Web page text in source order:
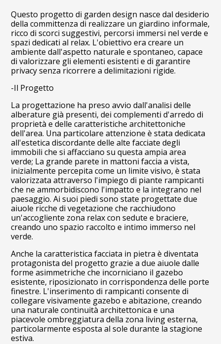
Questo progetto di garden design nasce dal desiderio
della committenza di realizzare un giardino informale,
ricco di scorci suggestivi, percorsi immersi nel verde e
spazi dedicati al relax. L'obiettivo era creare un
ambiente dall'aspetto naturale e spontaneo, capace
di valorizzare gli elementi esistenti e di garantire
privacy senza ricorrere a delimitazioni rigide.
-Il Progetto
La progettazione ha preso avvio dall'analisi delle
alberature già presenti, dei complementi d'arredo di
proprietà e delle caratteristiche architettoniche
dell'area. Una particolare attenzione è stata dedicata
all'estetica discordante delle alte facciate degli
immobili che si affacciano su questa ampia area
verde; La grande parete in mattoni faccia a vista,
inizialmente percepita come un limite visivo, è stata
valorizzata attraverso l'impiego di piante rampicanti
che ne ammorbidiscono l'impatto e la integrano nel
paesaggio. Ai suoi piedi sono state progettate due
aiuole ricche di vegetazione che racchiudono
un'accogliente zona relax con sedute e braciere,
creando uno spazio raccolto e intimo immerso nel
verde.
Anche la caratteristica facciata in pietra è diventata
protagonista del progetto grazie a due aiuole dalle
forme asimmetriche che incorniciano il gazebo
esistente, riposizionato in corrispondenza delle porte
finestre. L'inserimento di rampicanti consente di
collegare visivamente gazebo e abitazione, creando
una naturale continuità architettonica e una
piacevole ombreggiatura della zona living esterna,
particolarmente esposta al sole durante la stagione
estiva.